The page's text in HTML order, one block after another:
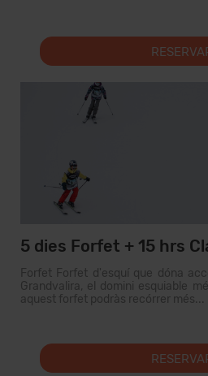
5 dies Forfet + 15 hrs
Forfet Forfet d'esquí que dóna
Grandvalira, el domini esquiable
aquest forfet podràs recórrer més...